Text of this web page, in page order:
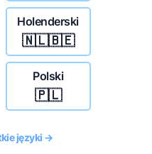
Holenderski
🇳🇱🇧🇪
Polski
🇵🇱
języki →